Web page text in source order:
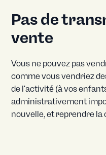
Pas de
vente
Vous ne pouvez pas
comme vous vendriez
de l'activité (à vos
administrativement
nouvelle, et reprendre la